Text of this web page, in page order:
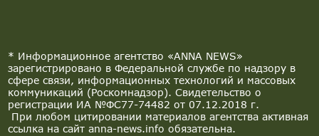
* Информационное агентство «ANNA NEWS»
зарегистрировано в Федеральной службе по надзору в
сфере связи, информационных технологий и массовых
коммуникаций (Роскомнадзор). Свидетельство о
регистрации ИА №ФС77-74482 от 07.12.2018 г.
При любом цитировании материалов агентства активная
ссылка на сайт anna-news.info обязательна.